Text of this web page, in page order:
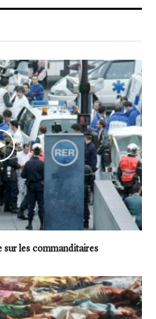
sur les commanditaires